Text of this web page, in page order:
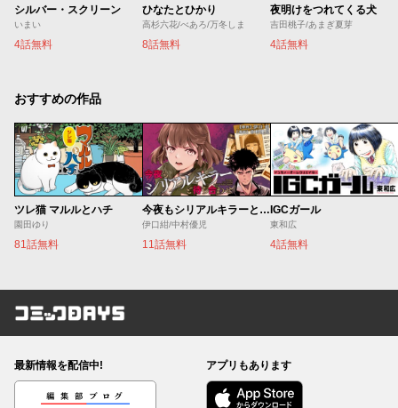
シルバー・スクリーン
いまい
4話無料
ひなたとひかり
高杉六花/べあろ/万冬しま
8話無料
夜明けをつれてくる犬
吉田桃子/あまぎ夏芽
4話無料
おすすめの作品
ツレ猫 マルルとハチ
園田ゆり
81話無料
今夜もシリアルキラーと待ち合わせ
伊口紺/中村優児
11話無料
IGCガール
東和広
4話無料
コミックDAYS
最新情報を配信中!
編集部ブログ
アプリもあります